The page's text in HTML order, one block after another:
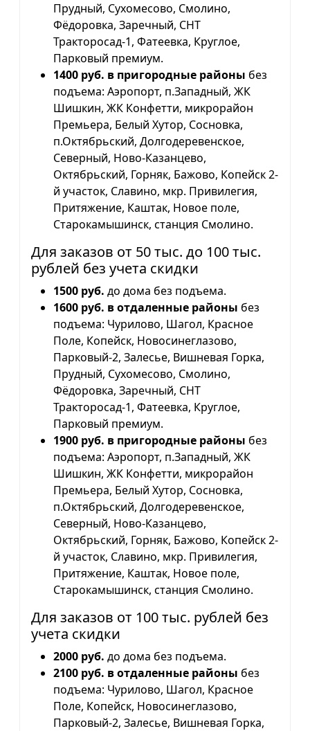
Прудный, Сухомесово, Смолино,
Фёдоровка, Заречный, СНТ
Тракторосад-1, Фатеевка, Круглое,
Парковый премиум.
1400 руб. в пригородные районы без
подъема: Аэропорт, п.Западный, ЖК
Шишкин, ЖК Конфетти, микрорайон
Премьера, Белый Хутор, Сосновка,
п.Октябрьский, Долгодеревенское,
Северный, Ново-Казанцево,
Октябрьский, Горняк, Бажово, Копейск 2-
й участок, Славино, мкр. Привилегия,
Притяжение, Каштак, Новое поле,
Старокамышинск, станция Смолино.
Для заказов от 50 тыс. до 100 тыс.
рублей без учета скидки
1500 руб. до дома без подъема.
1600 руб. в отдаленные районы без
подъема: Чурилово, Шагол, Красное
Поле, Копейск, Новосинеглазово,
Парковый-2, Залесье, Вишневая Горка,
Прудный, Сухомесово, Смолино,
Фёдоровка, Заречный, СНТ
Тракторосад-1, Фатеевка, Круглое,
Парковый премиум.
1900 руб. в пригородные районы без
подъема: Аэропорт, п.Западный, ЖК
Шишкин, ЖК Конфетти, микрорайон
Премьера, Белый Хутор, Сосновка,
п.Октябрьский, Долгодеревенское,
Северный, Ново-Казанцево,
Октябрьский, Горняк, Бажово, Копейск 2-
й участок, Славино, мкр. Привилегия,
Притяжение, Каштак, Новое поле,
Старокамышинск, станция Смолино.
Для заказов от 100 тыс. рублей без
учета скидки
2000 руб. до дома без подъема.
2100 руб. в отдаленные районы без
подъема: Чурилово, Шагол, Красное
Поле, Копейск, Новосинеглазово,
Парковый-2, Залесье, Вишневая Горка,